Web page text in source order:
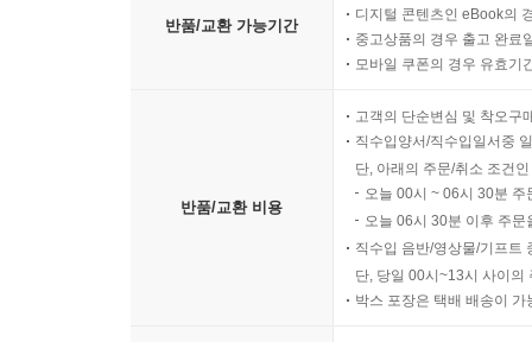
반품/교환 가능기간
디지털 콘텐츠인 eBook의
중고상품의 경우 출고 완료
모바일 쿠폰의 경우 유효기
반품/교환 비용
고객의 단순변심 및 착오구
직수입양서/직수입일서중
단, 아래의 주문/취소 조건
오늘 00시 ~ 06시 30분
오늘 06시 30분 이후 주
직수입 음반/영상물/기프트
단, 당일 00시~13시 사이의
박스 포장은 택배 배송이